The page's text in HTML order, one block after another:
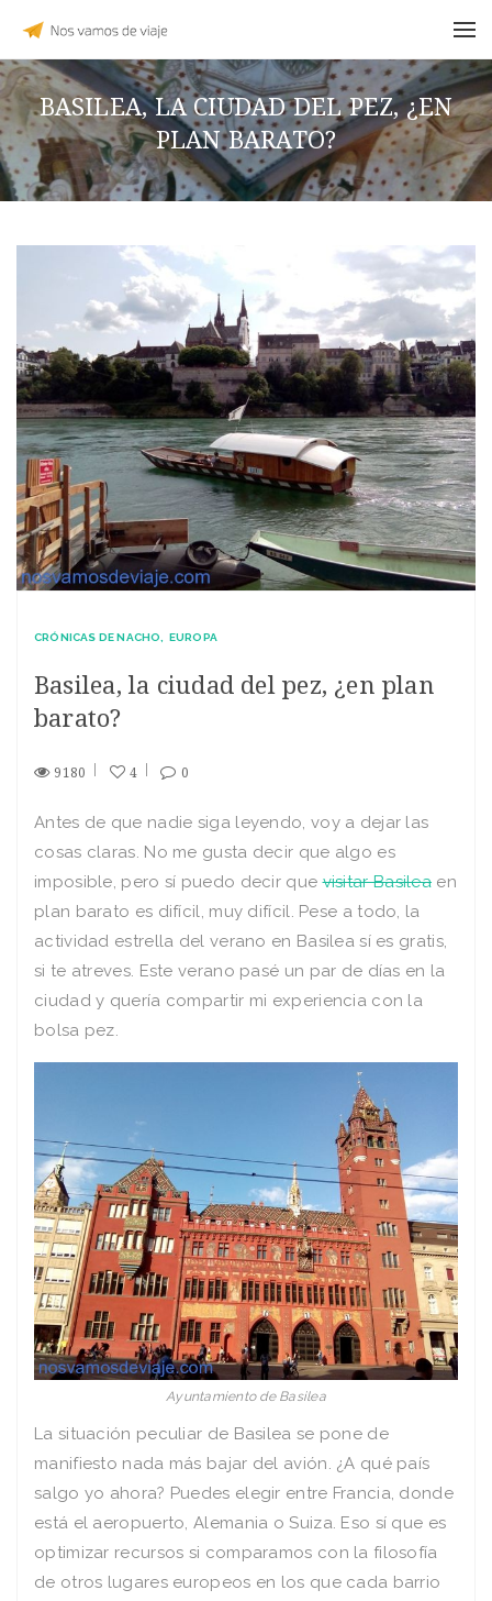
BASILEA, LA CIUDAD DEL PEZ, ¿EN
PLAN BARATO?
CRÓNICAS DE NACHO EUROPA
Basilea, la ciudad del pez, ¿en plan
barato?
9180 4 0
Antes de que nadie siga leyendo, voy a dejar las
cosas claras. No me gusta decir que algo es
imposible, pero sí puedo decir quevisitar Basilea en
plan barato es difícil, muy difícil. Pese a todo, la
actividad estrella del verano en Basilea sí es gratis,
si te atreves. Este verano pasé un par de días en la
ciudad y quería compartir mi experiencia con la
bolsa pez.
Ayuntamiento de Basilea
La situación peculiar de Basilea se pone de
manifiesto nada más bajar del avión. ¿A qué país
salgo yo ahora? Puedes elegir entre Francia, donde
está el aeropuerto, Alemania o Suiza. Eso sí que es
optimizar recursos si comparamos con la filosofía
de otros lugares europeos en los que cada barrio